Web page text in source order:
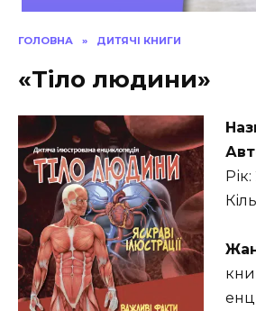
ГОЛОВНА » ДИТЯЧІ КНИГИ
«Тіло людини»